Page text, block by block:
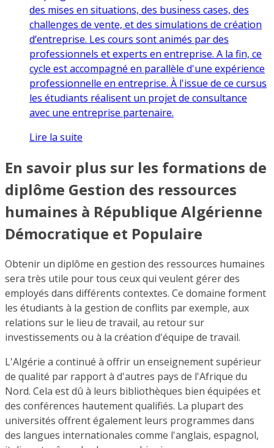
des mises en situations, des business cases, des
challenges de vente, et des simulations de création
d‘entreprise. Les cours sont animés par des
professionnels et experts en entreprise. A la fin, ce
cycle est accompagné en parallèle d'une expérience
professionnelle en entreprise. À l'issue de ce cursus
les étudiants réalisent un projet de consultance
avec une entreprise partenaire.
Lire la suite
En savoir plus sur les formations de
diplôme Gestion des ressources
humaines à République Algérienne
Démocratique et Populaire
Obtenir un diplôme en gestion des ressources humaines
sera très utile pour tous ceux qui veulent gérer des
employés dans différents contextes. Ce domaine forment
les étudiants à la gestion de conflits par exemple, aux
relations sur le lieu de travail, au retour sur
investissements ou à la création d'équipe de travail.
L'Algérie a continué à offrir un enseignement supérieur
de qualité par rapport à d'autres pays de l'Afrique du
Nord. Cela est dû à leurs bibliothèques bien équipées et
des conférences hautement qualifiés. La plupart des
universités offrent également leurs programmes dans
des langues internationales comme l'anglais, espagnol,